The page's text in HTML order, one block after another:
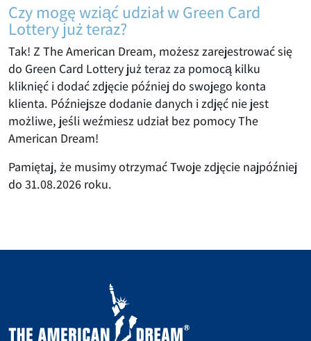
Czy mogę wziąć udział w Green Card
Lottery już teraz?
Tak! Z The American Dream, możesz zarejestrować się
do Green Card Lottery już teraz za pomocą kilku
kliknięć i dodać zdjęcie później do swojego konta
klienta. Późniejsze dodanie danych i zdjęć nie jest
możliwe, jeśli weźmiesz udział bez pomocy The
American Dream!
Pamiętaj, że musimy otrzymać Twoje zdjęcie najpóźniej
do 31.08.2026 roku.